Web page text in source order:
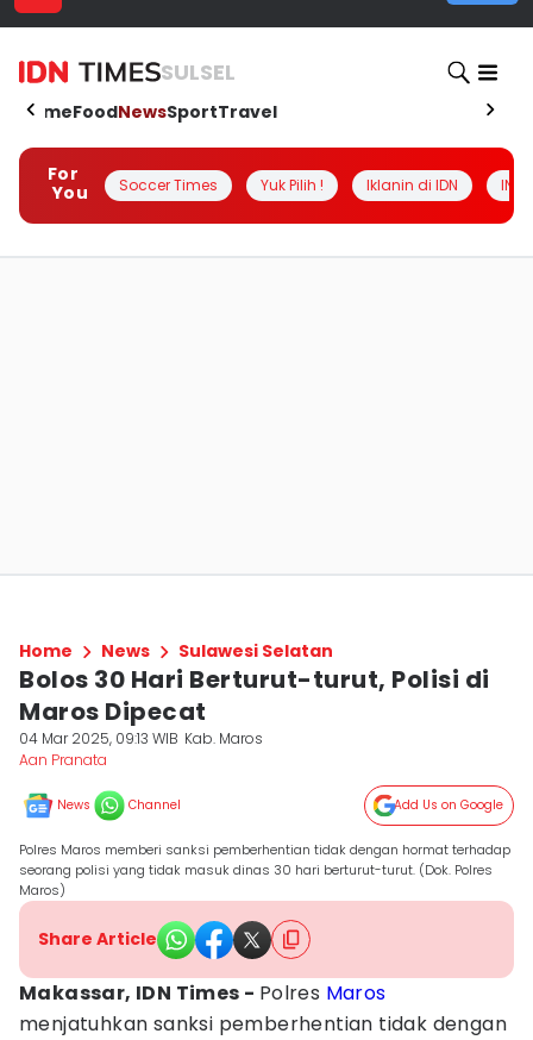
SULSEL
HomeFoodNewsSportTravel
For
You
Soccer Times Yuk Pilih ! Iklanin di IDN
Home News Sulawesi Selatan
Bolos 30 Hari Berturut-turut, Polisi di
Maros Dipecat
04 Mar 2025, 09:13 WIB Kab. Maros
Aan Pranata
News Channel Add Us on Google
Polres Maros memberi sanksi pemberhentian tidak dengan hormat terhadap
seorang polisi yang tidak masuk dinas 30 hari berturut-turut. (Dok. Polres
Maros)
Share Article
Makassar, IDN Times - Polres Maros
menjatuhkan sanksi pemberhentian tidak dengan